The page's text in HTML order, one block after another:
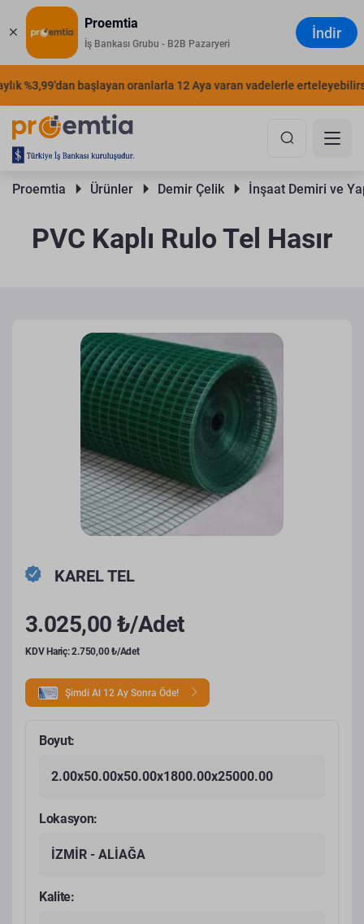
Proemtia
İş Bankası Grubu - B2B Pazaryeri
İndir
%3,99'dan başlayan oranlarla 12 Aya varan vadelerle
Proemtia Ürünler Demir Çelik İnşaat Demiri ve
PVC Kaplı Rulo Tel Hasır
KAREL TEL
3.025,00 ₺/Adet
KDV Hariç: 2.750,00 ₺/Adet
Şimdi Al 12 Ay Sonra Öde!
Boyut:
2.00x50.00x50.00x1800.00x25000.00
Lokasyon:
İZMİR - ALİAĞA
Kalite: